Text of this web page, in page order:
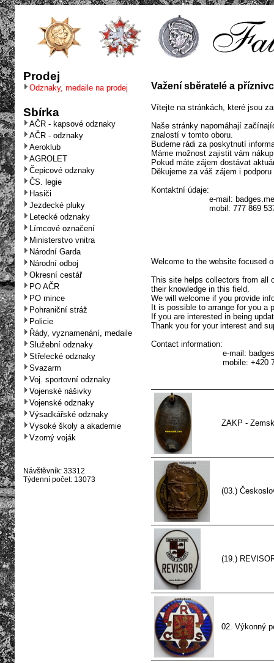
Prodej
Odznaky, medaile na prodej
Sbírka
AČR - kapsové odznaky
AČR - odznaky
Aeroklub
AGROLET
Čepicové odznaky
ČS. legie
Hasiči
Jezdecké pluky
Letecké odznaky
Límcové označení
Ministerstvo vnitra
Národní Garda
Národní odboj
Okresní cestář
PO AČR
PO mince
Pohraniční stráž
Policie
Řády, vyznamenání, medaile
Služební odznaky
Střelecké odznaky
Svazarm
Voj. sportovní odznaky
Vojenské nášivky
Vojenské odznaky
Výsadkářské odznaky
Vysoké školy a akademie
Vzorný voják
Návštěvník: 33312
Týdenní počet: 13073
Važení sběratelé a
Vítejte na stránkách, které jsou
Naše stránky napomáhají
znalostí v tomto oboru.
Budeme rádi za poskytnutí
Máme možnost zajistit vám
Pokud máte zájem dostávat
Děkujeme za váš zájem i
Kontaktní údaje:
e-mail:
mobil: 777 869
Welcome to the website focused
This site helps collectors from all
their knowledge in this field.
We will welcome if you provide
It is possible to arrange for you a
If you are interested in being
Thank you for your interest and
Contact information:
e-mail:
mobile: +420
ZAKP -
(03.)
(19.)
02. Výkonný